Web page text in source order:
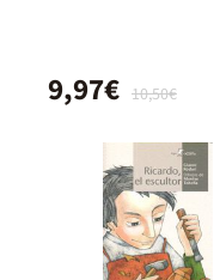
10,50€
9,97€